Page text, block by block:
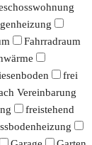
Fahrradraum
frei
Vereinbarung
freistehend